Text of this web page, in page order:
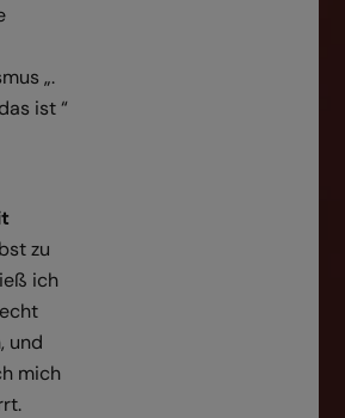
„.
ist “
zu
ich
und
mich